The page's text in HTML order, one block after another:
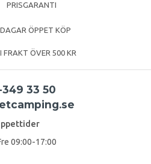
PRISGARANTI
ÖPPET KÖP
FRAKT ÖVER 500 KR
33 50
09:00-17:00